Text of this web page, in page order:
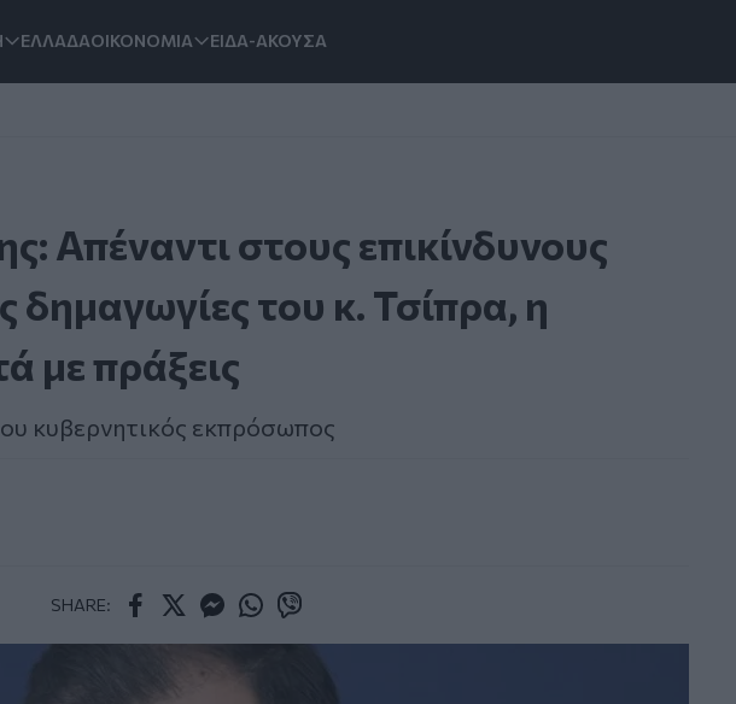
ΕΛΛΑΔΑΟΙΚΟΝΟΜΙΑ ΕΙΔΑ-ΑΚΟΥΣΑ
Απέναντι στους επικίνδυνους
δημαγωγίες του κ. Τσίπρα, η
με πράξεις
κυβερνητικός εκπρόσωπος
SHARE: